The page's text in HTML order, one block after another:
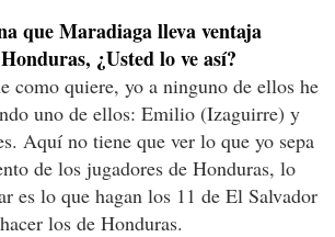
que Maradiaga lleva ventaja
¿Usted lo ve así?
como quiere, yo a ninguno de ellos he
uno de ellos: Emilio (Izaguirre) y
Aquí no tiene que ver lo que yo sepa
de los jugadores de Honduras, lo
es lo que hagan los 11 de El Salvador
los de Honduras.